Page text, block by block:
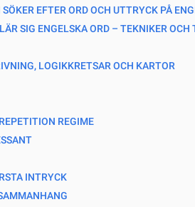
EFTER ORD OCH UTTRYCK PÅ
SIG ENGELSKA ORD – TEKNIKER OCH
LOGIKKRETSAR OCH KARTOR
REGIME
INTRYCK